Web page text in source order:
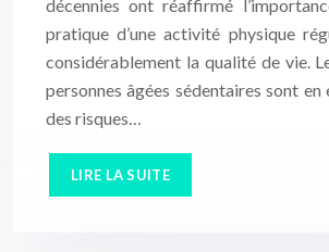
décennies ont réaffirmé
pratique d’une activité physique
considérablement la qualité de vie.
personnes âgées sédentaires sont
des risques…
LIRE LA SUITE